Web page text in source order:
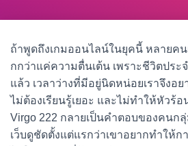
ถ้าพูดถึงเกมออนไลน์ในยุคนี้ หลายค
กกว่าแค่ความตื่นเต้น เพราะชีวิตประ
แล้ว เวลาว่างที่มีอยู่นิดหน่อยเราจึงอย
ไม่ต้องเรียนรู้เยอะ และไม่ทำให้หัวร้
Virgo 222 กลายเป็นคำตอบของคนก
เว็บดูชัดตั้งแต่แรกว่าเขาอยากทำให้ก